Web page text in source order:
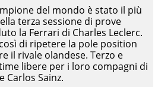
del mondo è stato il più
terza sessione di prove
la Ferrari di Charles Leclerc.
di ripetere la pole position
il rivale olandese. Terzo e
libere per i loro compagni di
Carlos Sainz.